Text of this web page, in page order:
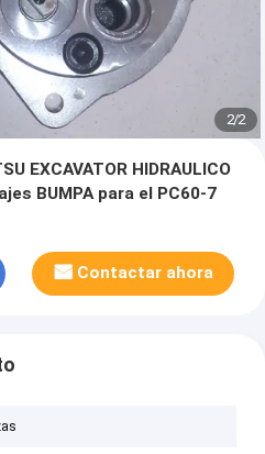
2/2
EXCAVATOR HIDRAULICO
BUMPA para el PC60-7
Contactar ahora